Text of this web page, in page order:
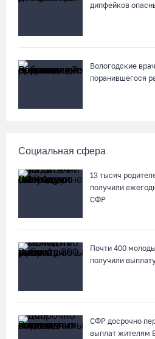
региона
05.08.26 / 10:31
В Череповце после реконструкции
Комсомольском парке
05.08.26 / 10:30
05.08.26 / 10:26
патрулируют с воздуха
дипфейков
Вологодские
поранившегося
Социальная сфера
13 тысяч
получили
СФР
Почти 400
получили
СФР досрочно
выплат жителям